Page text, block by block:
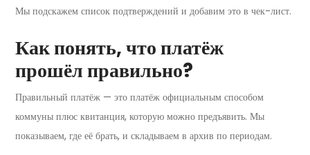
Мы подскажем список подтверждений и добавим это в чек-лист.
Как понять, что платёж
прошёл правильно?
Правильный платёж — это платёж официальным способом
коммуны плюс квитанция, которую можно предъявить. Мы
показываем, где её брать, и складываем в архив по периодам.